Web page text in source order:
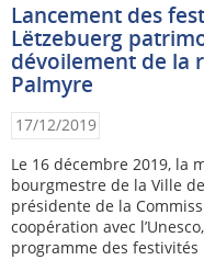
Lancement des
Lëtzebuerg
dévoilement de la
Palmyre
17/12/2019
Le 16 décembre 2019, la
bourgmestre de la Ville
présidente de la
coopération avec
programme des festivités